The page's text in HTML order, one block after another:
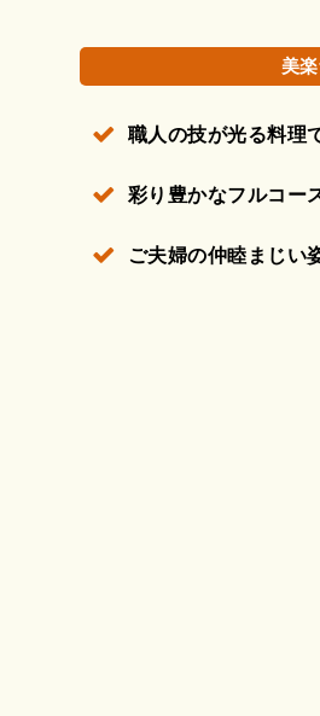
美
職人の技が光る料理
彩り豊かなフルコー
ご夫婦の仲睦まじい